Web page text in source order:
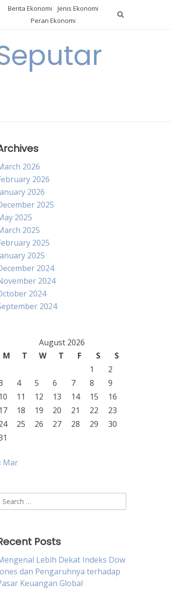
Berita Ekonomi
Jenis Ekonomi
Peran Ekonomi
2026
2026
2026
2025
2025
2025
2025
2025
2024
2024
2024
2024
August 2026
M
T W T F S
S
1
2
4 5 6 7 8
9
10
11 12 13 14 15
16
17
18 19 20 21 22
23
25 26 27 28 29
30
Mar
Search
Posts
Lebih Dekat Indeks Dow
dan Pengaruhnya terhadap
Keuangan Global